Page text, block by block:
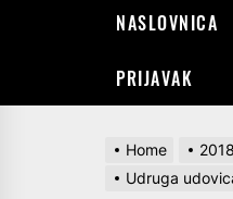
NASLOVNICA
PRIJAVAK
Home 2018
Udruga